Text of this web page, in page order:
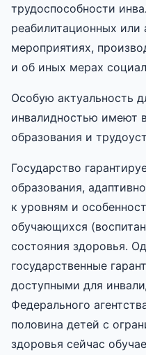
трудоспособности
реабилитационных или
мероприятиях,
и об иных мерах
Особую актуальность
инвалидностью имеют
образования и
Государство
образования,
к уровням и
обучающихся
состояния здоровья.
государственные
доступными для
Федерального
половина детей с
здоровья сейчас